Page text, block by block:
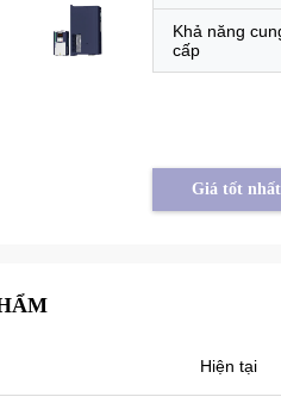
Khả năng
cấp
Giá tốt nhất
Hiện tại